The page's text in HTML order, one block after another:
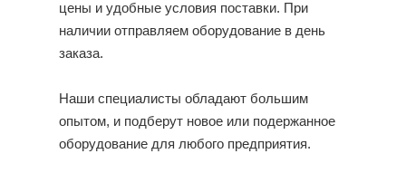
цены и удобные условия поставки. При
наличии отправляем оборудование в день
заказа.
Наши специалисты обладают большим
опытом, и подберут новое или подержанное
оборудование для любого предприятия.